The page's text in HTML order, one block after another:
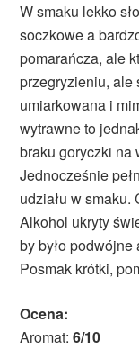
W smaku lekko
soczkowe a
pomarańcza, ale
przegryzieniu, ale
umiarkowana i
wytrawne to
braku goryczki na
Jednocześnie
udziału w
Alkohol ukryty
by było podwójne
Posmak krótki,
Ocena:
Aromat:6/10